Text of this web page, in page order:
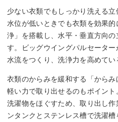
ー
39/49/- dB
幅x高さx奥行き
1225x775x238 mm
少ない衣類でもしっかり洗える立
水位が低いときでも衣類を効果
浄」を搭載し、水平・垂直方向
す。ビッグウイングパルセータ
水流をつくり、洗浄力を高めてい
衣類のからみを緩和する「から
軽い力で取り出せるのもポイン
洗濯物をほぐすため、取り出し
ンタンクとステンレス槽で洗濯槽